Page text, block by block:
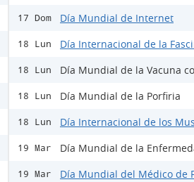
17 Dom Día Mundial de Internet
18 Lun Día Internacional de la
18 Lun Día Mundial de la Vacuna
18 Lun Día Mundial de la Porfiria
18 Lun Día Internacional de los
19 Mar Día Mundial de la
19 Mar Día Mundial del Médico de